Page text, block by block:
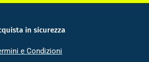
in sicurezza
e Condizioni